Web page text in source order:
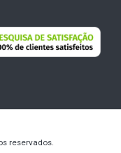
reservados.